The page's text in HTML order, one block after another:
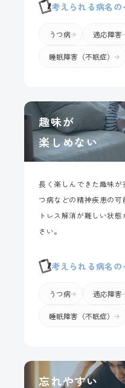
考えられる病名の
うつ病 適応障害
睡眠障害（不眠症）
長く楽しんできた趣味が
つ病などの精神疾患の
トレス解消が難しい状
さい。
考えられる病名の
うつ病 適応障害
睡眠障害（不眠症）
趣味が
楽しめない
忘れやすい